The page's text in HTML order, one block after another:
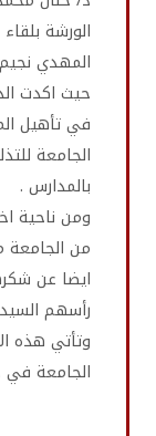
الورشة
المهدي نجيم
حيث اكدت
في تأهيل
الجامعة
بالمدارس .
ومن ناحية
من
ايضا عن
رأسهم
وتأتي هذه
الجامعة في